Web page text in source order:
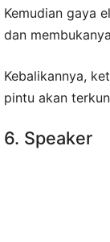
Kemudian gaya
dan
Kebalikannya,
pintu akan
6. Speaker